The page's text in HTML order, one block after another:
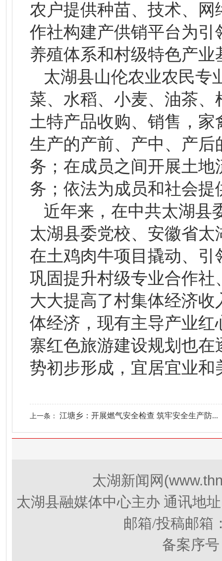
农户提供种苗、技术、
作社构建产供销平台为
养殖体系和村级特色产业
太湖县山伦农业农民专
菜、水稻、小麦、油茶
土特产品收购、销售，
生产的产前、产中、产
务；在成员之间开展土
务；依法为成员和社会
近年来，在中共太湖县
太湖县委党校、安徽省
在土鸡肉牛项目撬动、
巩固提升村级专业合作
大大提高了村集体经济
体经济，现有主导产业
寨红色旅游建设规划也在
势初步形成，宜居宜业
上一条： 江塘乡：开展燃气安全检查 筑牢安全生产防...
太湖新闻网
太湖县融媒体中心主办 通讯地
邮箱/投稿邮箱
备案序